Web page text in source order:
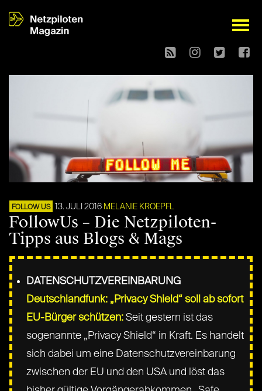
open
FOLLOW US 13. JULI 2016 MELANIE KROEPFL
FollowUs – Die Netzpiloten-
Tipps aus Blogs & Mags
DATENSCHUTZVEREINBARUNG
Deutschlandfunk: „Privacy Shield“ soll ab sofort
EU-Bürger schützen: Seit gestern ist das
sogenannte „Privacy Shield“ in Kraft. Es handelt
sich dabei um eine Datenschutzvereinbarung
zwischen der EU und den USA und löst das